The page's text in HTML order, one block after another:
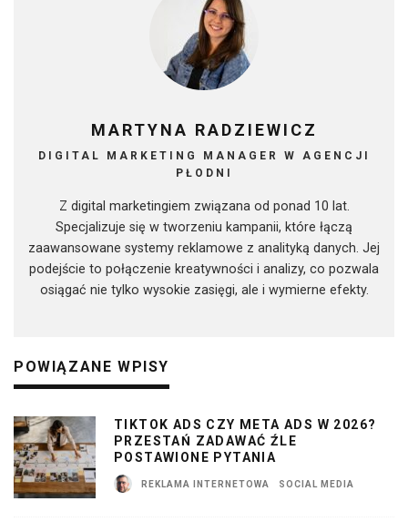
MARTYNA RADZIEWICZ
DIGITAL MARKETING MANAGER W AGENCJI
PŁODNI
Z digital marketingiem związana od ponad 10 lat.
Specjalizuje się w tworzeniu kampanii, które łączą
zaawansowane systemy reklamowe z analityką danych. Jej
podejście to połączenie kreatywności i analizy, co pozwala
osiągać nie tylko wysokie zasięgi, ale i wymierne efekty.
POWIĄZANE WPISY
TIKTOK ADS CZY META ADS W 2026?
PRZESTAŃ ZADAWAĆ ŹLE
POSTAWIONE PYTANIA
REKLAMA INTERNETOWA SOCIAL MEDIA